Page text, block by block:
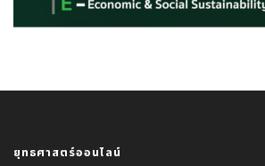
ยุทธศาสตร์ออนไลน์